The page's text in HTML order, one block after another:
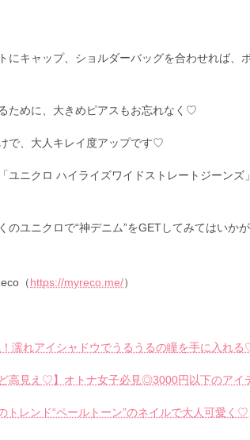
にキャップ、ショルダーバッグを合わせれば、
ために、大きめピアスもお忘れなく♡
で、大人キレイ度アップです♡
ユニクロ ハイライズワイドストレートジーン
のユニクロで“神デニム”をGETしてみてはいかが
（https://myreco.me/）
！濡れアイシャドウでうるうるの瞳を手に入れ
高見え♡】オトナ女子必見◎3000円以下のアイ
トレンド“ペールトーン”のネイルで大人可愛く♡